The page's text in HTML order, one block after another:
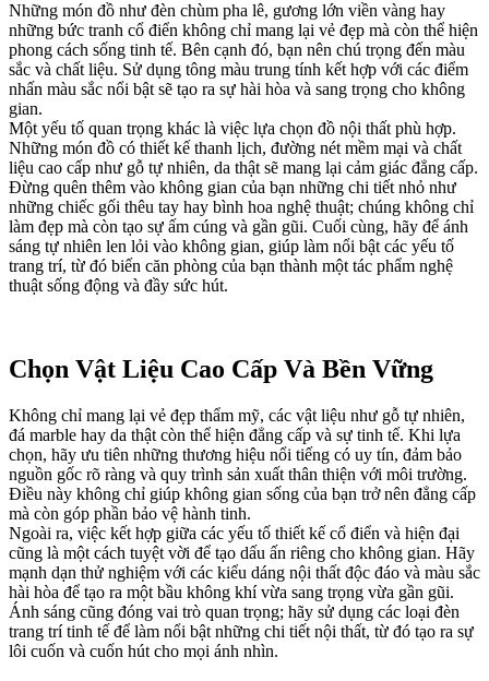
Những món đồ như đèn chùm pha lê, gương lớn viền vàng hay
những bức tranh cổ điển không chỉ mang lại vẻ đẹp mà còn thể hiện
phong cách sống tinh tế. Bên cạnh đó, bạn nên chú trọng đến màu
sắc và chất liệu. Sử dụng tông màu trung tính kết hợp với các điểm
nhấn màu sắc nổi bật sẽ tạo ra sự hài hòa và sang trọng cho không
gian.
Một yếu tố quan trọng khác là việc lựa chọn đồ nội thất phù hợp.
Những món đồ có thiết kế thanh lịch, đường nét mềm mại và chất
liệu cao cấp như gỗ tự nhiên, da thật sẽ mang lại cảm giác đẳng cấp.
Đừng quên thêm vào không gian của bạn những chi tiết nhỏ như
những chiếc gối thêu tay hay bình hoa nghệ thuật; chúng không chỉ
làm đẹp mà còn tạo sự ấm cúng và gần gũi. Cuối cùng, hãy để ánh
sáng tự nhiên len lỏi vào không gian, giúp làm nổi bật các yếu tố
trang trí, từ đó biến căn phòng của bạn thành một tác phẩm nghệ
thuật sống động và đầy sức hút.
Chọn Vật Liệu Cao Cấp Và Bền Vững
Không chỉ mang lại vẻ đẹp thẩm mỹ, các vật liệu như gỗ tự nhiên,
đá marble hay da thật còn thể hiện đẳng cấp và sự tinh tế. Khi lựa
chọn, hãy ưu tiên những thương hiệu nổi tiếng có uy tín, đảm bảo
nguồn gốc rõ ràng và quy trình sản xuất thân thiện với môi trường.
Điều này không chỉ giúp không gian sống của bạn trở nên đẳng cấp
mà còn góp phần bảo vệ hành tinh.
Ngoài ra, việc kết hợp giữa các yếu tố thiết kế cổ điển và hiện đại
cũng là một cách tuyệt vời để tạo dấu ấn riêng cho không gian. Hãy
mạnh dạn thử nghiệm với các kiểu dáng nội thất độc đáo và màu sắc
hài hòa để tạo ra một bầu không khí vừa sang trọng vừa gần gũi.
Ánh sáng cũng đóng vai trò quan trọng; hãy sử dụng các loại đèn
trang trí tinh tế để làm nổi bật những chi tiết nội thất, từ đó tạo ra sự
lôi cuốn và cuốn hút cho mọi ánh nhìn.